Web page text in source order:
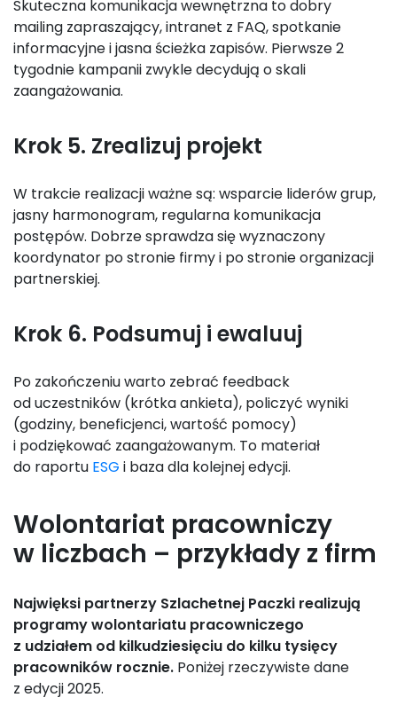
Skuteczna komunikacja wewnętrzna to dobry
mailing zapraszający, intranet z FAQ, spotkanie
informacyjne i jasna ścieżka zapisów. Pierwsze 2
tygodnie kampanii zwykle decydują o skali
zaangażowania.
Krok 5. Zrealizuj projekt
W trakcie realizacji ważne są: wsparcie liderów grup,
jasny harmonogram, regularna komunikacja
postępów. Dobrze sprawdza się wyznaczony
koordynator po stronie firmy i po stronie organizacji
partnerskiej.
Krok 6. Podsumuj i ewaluuj
Po zakończeniu warto zebrać feedback
od uczestników (krótka ankieta), policzyć wyniki
(godziny, beneficjenci, wartość pomocy)
i podziękować zaangażowanym. To materiał
do raportu ESG i baza dla kolejnej edycji.
Wolontariat pracowniczy
w liczbach – przykłady z firm
Najwięksi partnerzy Szlachetnej Paczki realizują
programy wolontariatu pracowniczego
z udziałem od kilkudziesięciu do kilku tysięcy
pracowników rocznie. Poniżej rzeczywiste dane
z edycji 2025.